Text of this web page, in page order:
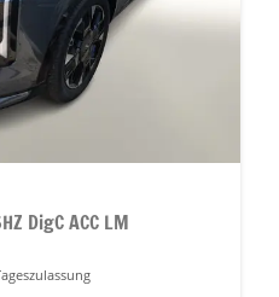
DigC ACC LM